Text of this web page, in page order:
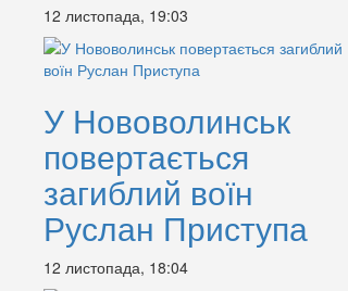
12 листопада, 19:03
У Нововолинськ
повертається
загиблий воїн
Руслан Приступа
12 листопада, 18:04